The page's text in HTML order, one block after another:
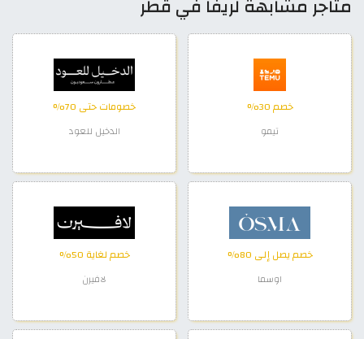
متاجر مشابهة لريفا في قطر
خصم 30%
تيمو
خصومات حتى 70%
الدخيل للعود
خصم يصل إلى 80%
اوسما
خصم لغاية 50%
لافيرن